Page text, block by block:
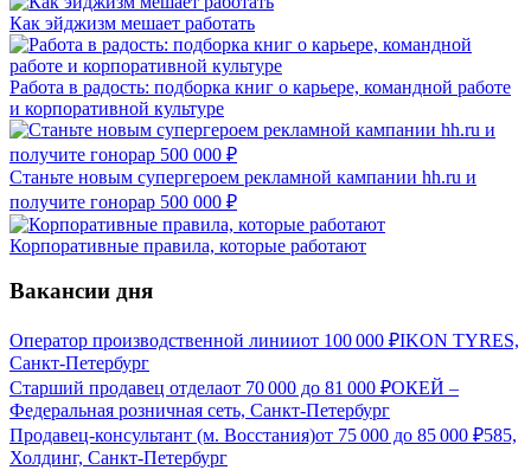
Как эйджизм мешает работать
Работа в радость: подборка книг о карьере, командной работе
и корпоративной культуре
Станьте новым супергероем рекламной кампании hh.ru и
получите гонорар 500 000 ₽
Корпоративные правила, которые работают
Вакансии дня
Оператор производственной линииот 100 000 ₽IKON TYRES,
Санкт-Петербург
Старший продавец отделаот 70 000 до 81 000 ₽ОКЕЙ –
Федеральная розничная сеть, Санкт-Петербург
Продавец-консультант (м. Восстания)от 75 000 до 85 000 ₽585,
Холдинг, Санкт-Петербург